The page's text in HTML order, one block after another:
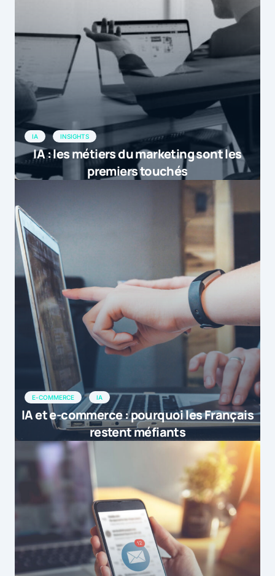
[…] « Lentement, mais sûrement » :
c’est le credo que semblent adopter les
e-commerçants français en matière
d’optimisation mobile. Alors que 26%
d’entre eux n […]
Le e-commerce français passe doucement m...
22 septembre 2015 at 8h18
[…] Le e-commerce français passe
doucement mais surement au mobile
by
28 septembre 2015 at 9h41
IA INSIGHTS
IA : les métiers du marketing sont les
premiers touchés
E-COMMERCE IA
IA et e-commerce : pourquoi les Français
restent méfiants